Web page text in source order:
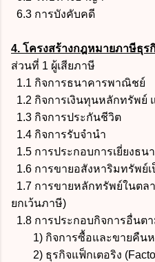
6.3 การบังคับคดี
4. โครงสร้างกฎหมายภาษีธุร
ส่วนที่ 1 ผู้เสียภาษี
1.1 กิจการธนาคารพาณิชย์
1.2 กิจการเงินทุนหลักทรัพย์
1.3 กิจการประกันชีวิต
1.4 กิจการรับจำนำ
1.5 การประกอบการเยี่ยงธ
1.6 การขายอสังหาริมทรัพย์
1.7 การขายหลักทรัพย์ในตล
ยกเว้นภาษี)
1.8 การประกอบกิจการอื่นต
1) กิจการซื้อและขายคืนห
2) ธุรกิจแฟ็กเตอริง